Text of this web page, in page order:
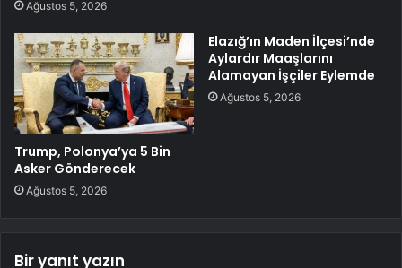
Ağustos 5, 2026
Trump, Polonya’ya 5 Bin
Asker Gönderecek
Ağustos 5, 2026
Elazığ’ın Maden İlçesi’nde
Aylardır Maaşlarını
Alamayan İşçiler Eylemde
Ağustos 5, 2026
Bir yanıt yazın